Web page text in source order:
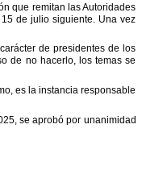
que remitan lasAutoridades
15 de julio siguiente. Una vez
carácter de presidentes de los
de no hacerlo, los temas se
es la instancia responsable
se aprobó por unanimidad